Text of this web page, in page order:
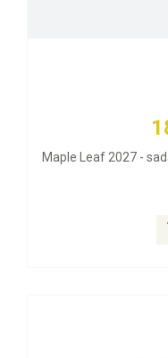
Maple Leaf 2027 -